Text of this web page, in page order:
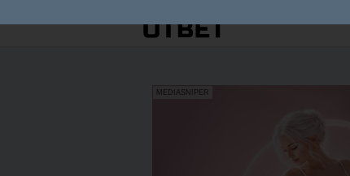
MEDIASNIPER